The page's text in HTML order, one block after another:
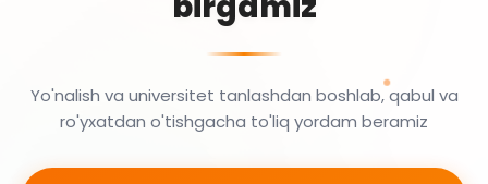
Yo'nalish va universitet tanlashdan boshlab, qabul va
ro'yxatdan o'tishgacha to'liq yordam beramiz